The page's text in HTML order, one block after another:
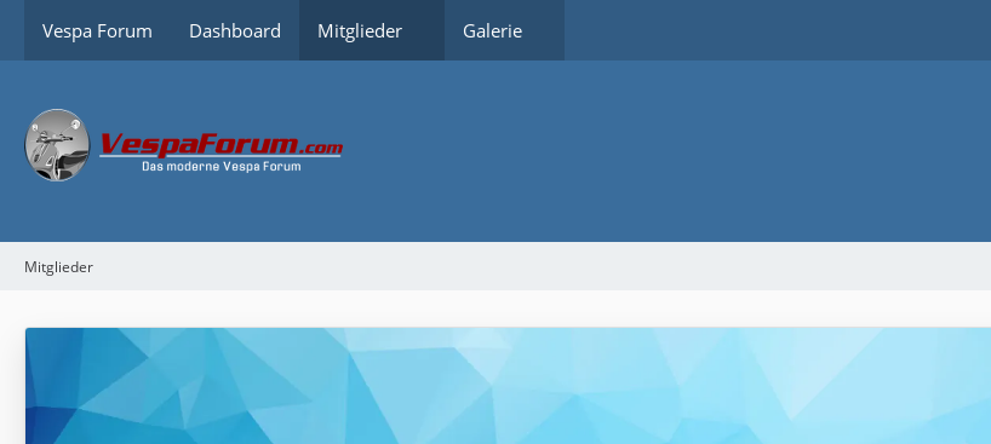
Vespa Forum Dashboard Mitglieder Galerie
Mitglieder